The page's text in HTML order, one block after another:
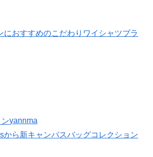
におすすめのこだわりワイシャツブラ
yannma